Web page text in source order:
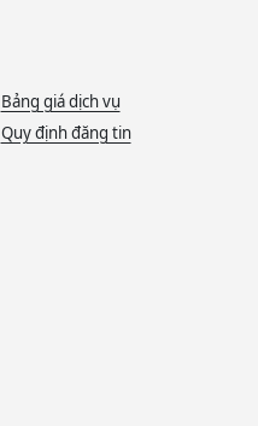
Bảng giá dịch vụ
Quy định đăng tin